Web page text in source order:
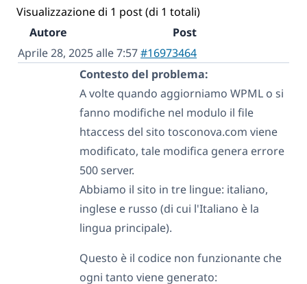
Visualizzazione di 1 post (di 1 totali)
Autore
Post
Aprile 28, 2025 alle 7:57#16973464
Contesto del problema:
A volte quando aggiorniamo WPML o si
fanno modifiche nel modulo il file
htaccess del sito tosconova.com viene
modificato, tale modifica genera errore
500 server.
Abbiamo il sito in tre lingue: italiano,
inglese e russo (di cui l'Italiano è la
lingua principale).
Questo è il codice non funzionante che
ogni tanto viene generato: